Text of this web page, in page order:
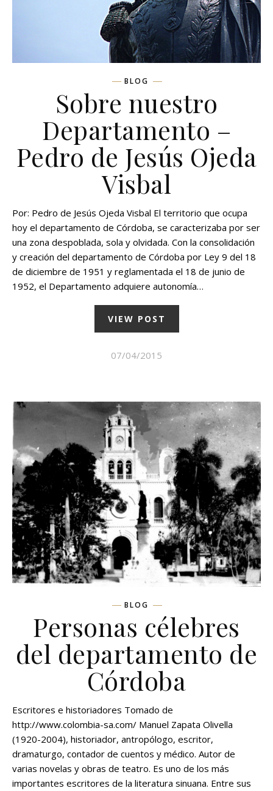
BLOG
Sobre nuestro
Departamento –
Pedro de Jesús Ojeda
Visbal
Por: Pedro de Jesús Ojeda Visbal El territorio que ocupa
hoy el departamento de Córdoba, se caracterizaba por ser
una zona despoblada, sola y olvidada. Con la consolidación
y creación del departamento de Córdoba por Ley 9 del 18
de diciembre de 1951 y reglamentada el 18 de junio de
1952, el Departamento adquiere autonomía…
VIEW POST
07/04/2015
BLOG
Personas célebres
del departamento de
Córdoba
Escritores e historiadores Tomado de
http://www.colombia-sa.com/ Manuel Zapata Olivella
(1920-2004), historiador, antropólogo, escritor,
dramaturgo, contador de cuentos y médico. Autor de
varias novelas y obras de teatro. Es uno de los más
importantes escritores de la literatura sinuana. Entre sus